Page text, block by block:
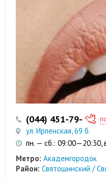
(044) 451-79-60
ул. Ирпенская, 69 б.
пн. — сб.: 09:00—20:30,
Метро: Академгородок
Район: Святошинский /